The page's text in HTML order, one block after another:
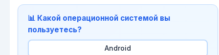
📊 Какой операционной системой вы
пользуетесь?
Android